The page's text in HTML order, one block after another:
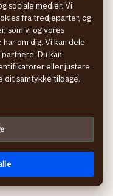
der har det største
(Kilde:
og
sociale medier. Vi
fra tredjeparter, og
som vi og vores
om dig. Vi kan dele
Du kan
eller justere
dit samtykke tilbage.